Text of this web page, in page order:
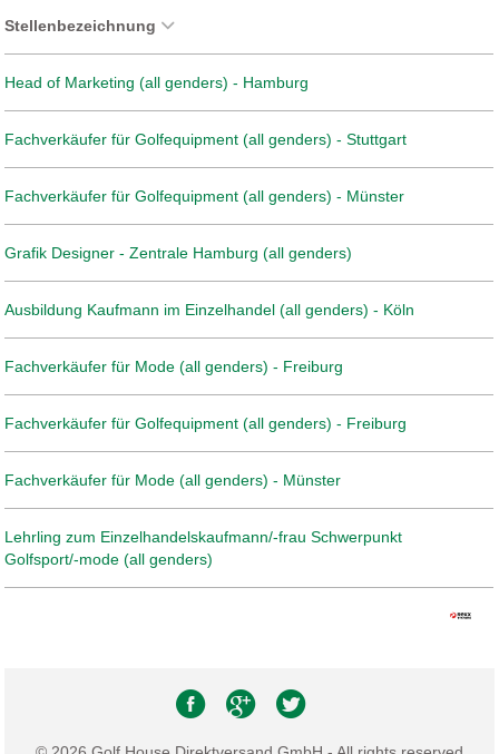
Stellenbezeichnung
Head of Marketing (all genders) - Hamburg
Fachverkäufer für Golfequipment (all genders) - Stuttgart
Fachverkäufer für Golfequipment (all genders) - Münster
Grafik Designer - Zentrale Hamburg (all genders)
Ausbildung Kaufmann im Einzelhandel (all genders) - Köln
Fachverkäufer für Mode (all genders) - Freiburg
Fachverkäufer für Golfequipment (all genders) - Freiburg
Fachverkäufer für Mode (all genders) - Münster
Lehrling zum Einzelhandelskaufmann/-frau Schwerpunkt
Golfsport/-mode (all genders)